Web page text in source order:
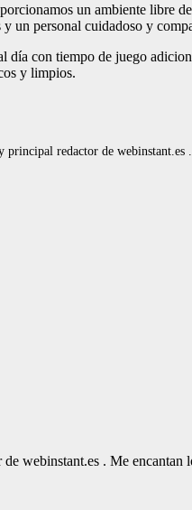
un ambiente libre
un personal cuidadoso y
día con tiempo de juego
y limpios.
redactor de webinstant.es
webinstant.es . Me encantan